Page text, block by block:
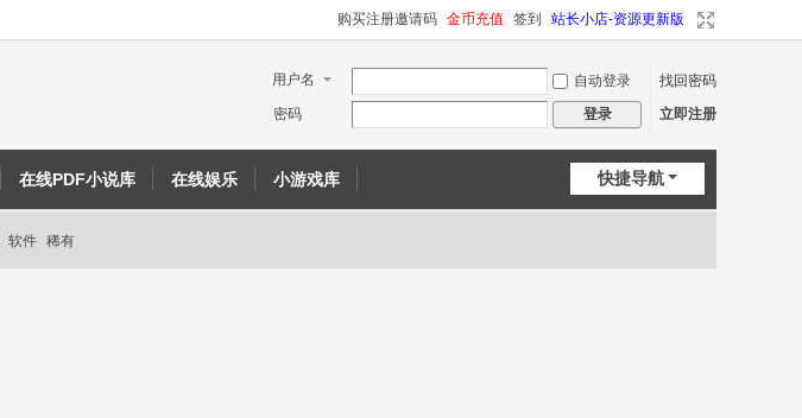
购买注册邀请码 金币充值 签到 站长小店-资源更新版
用户名 自动登录
找回密码
密码
登录 立即注册
快捷导航
在线PDF小说库 在线娱乐 小游戏库
软件 稀有